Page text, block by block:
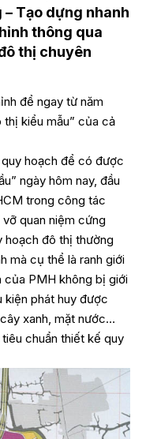
– Tạo dựng nhanh
thông qua
thị chuyên
để ngay từ năm
kiểu mẫu” của cả
hoạch để có được
ngày hôm nay, đầu
trong công tác
quan niệm cứng
hoạch đô thị thường
mà cụ thể là ranh giới
của PMH không bị giới
kiện phát huy được
xanh, mặt nước…
chuẩn thiết kế quy